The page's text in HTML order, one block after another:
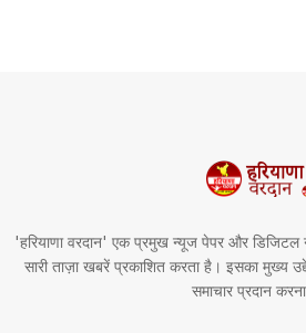
'हरियाणा वरदान' एक प्रमुख न्यूज पेपर और डिजिटल
सारी ताज़ा खबरें प्रकाशित करता है। इसका मुख्य
समाचार प्रदान